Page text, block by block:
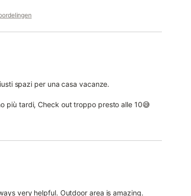
spazi per una casa vacanze.
più tardi, Check out troppo presto alle 10😅
very helpful. Outdoor area is amazing.